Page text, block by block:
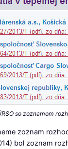
so zoznamom
zoznam
bol zoznam